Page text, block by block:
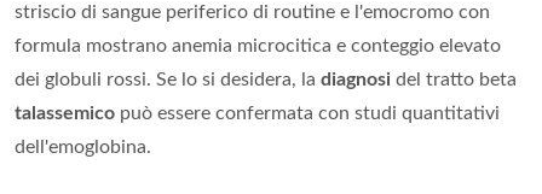
striscio di sangue periferico di routine e l'emocromo con
formula mostrano anemia microcitica e conteggio elevato
dei globuli rossi. Se lo si desidera, la diagnosi del tratto beta
talassemico può essere confermata con studi quantitativi
dell'emoglobina.